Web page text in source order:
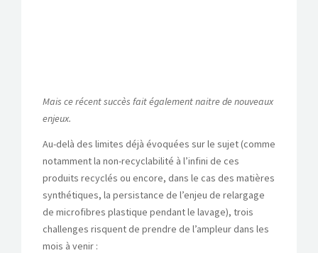
Mais ce récent succès fait également naitre de nouveaux
enjeux.
Au-delà des limites déjà évoquées sur le sujet (comme
notamment la non-recyclabilité à l’infini de ces
produits recyclés ou encore, dans le cas des matières
synthétiques, la persistance de l’enjeu de relargage
de microfibres plastique pendant le lavage), trois
challenges risquent de prendre de l’ampleur dans les
mois à venir :